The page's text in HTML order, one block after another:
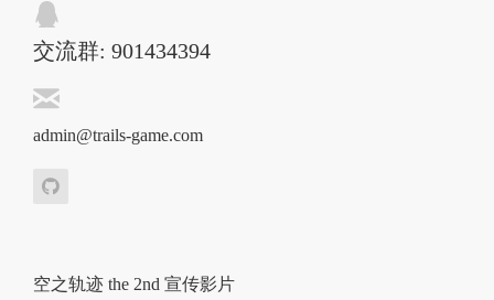
交流群: 901434394
admin@trails-game.com
空之轨迹 the 2nd 宣传影片